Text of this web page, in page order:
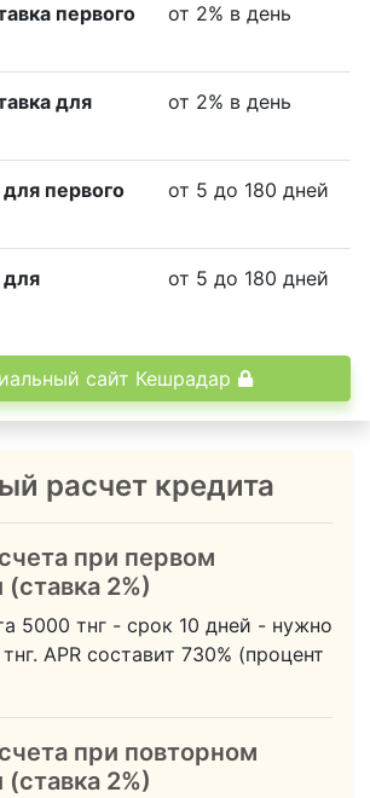
первого
от 2% в день
для
от 2% в день
первого
от 5 до 180 дней
от 5 до 180 дней
сайт Кешрадар
расчет кредита
при первом
2%)
5000 тнг - срок 10 дней - нужно
тнг. APR составит 730% (процент
при повторном
2%)